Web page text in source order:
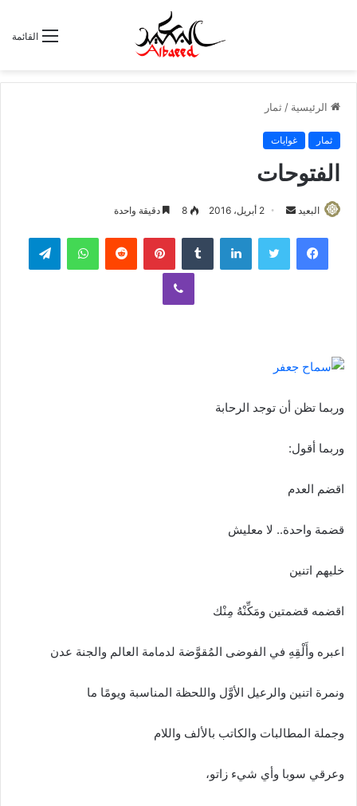
القائمة
الرئيسية / ثمار
ثمار غوايات
الفتوحات
البعيد
س
ل
ا
2 أبريل، 2016 8 دقيقة واحدة
لينكدإن بينتيريست واتساب
ڤايبر
وربما تظن أن توجد الرحابة
وربما أقول:
اقضم العدم
قضمة واحدة.. لا معليش
خليهم اتنين
اقضمه قضمتين ومَكِّنْهُ مِنْك
اعبره وأَلْقِهِ في الفوضى المُقوَّضة لدمامة العالم والجنة عدن
ونمرة اتنين والرعيل الأوَّل واللحظة المناسبة ويومًا ما
وجملة المطالبات والكاتب بالألف واللام
وعرقي سوبا وأي شيء زاتو،